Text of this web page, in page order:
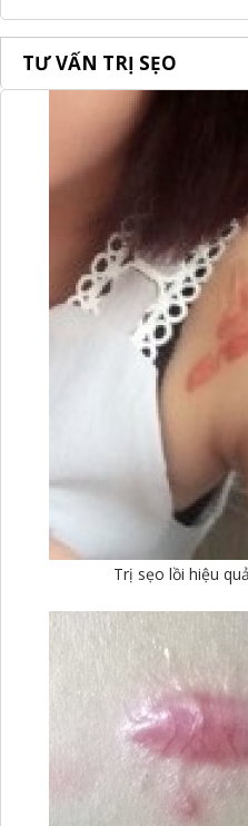
TƯ VẤN TRỊ SẸO
Trị sẹo lồi hiệu